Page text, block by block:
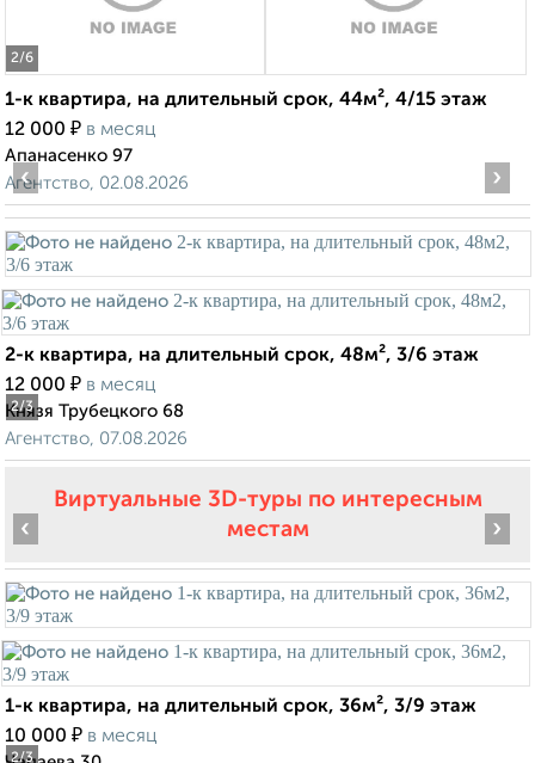
2/6
1-к квартира, на длительный срок, 44м², 4/15 этаж
12 000 ₽ в месяц
Апанасенко 97
Агентство, 02.08.2026
2/3
‹ ›
2-к квартира, на длительный срок, 48м², 3/6 этаж
12 000 ₽ в месяц
Князя Трубецкого 68
Агентство, 07.08.2026
Виртуальные 3D-туры по интересным
местам
2/3
‹ ›
1-к квартира, на длительный срок, 36м², 3/9 этаж
10 000 ₽ в месяц